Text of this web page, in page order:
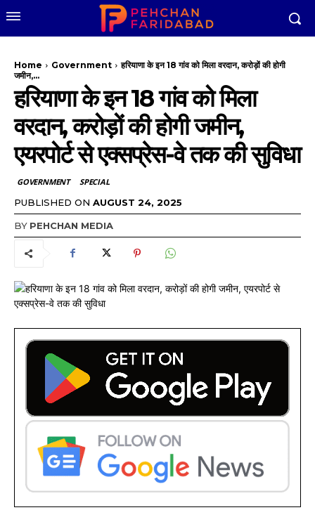
Home Government
हरियाणा के इन 18 गांव को मिला वरदान, करोड़ों की होगी
जमीन,...
हरियाणा के इन 18 गांव को मिला
वरदान, करोड़ों की होगी जमीन,
एयरपोर्ट से एक्सप्रेस-वे तक की सुविधा
GOVERNMENT SPECIAL
PUBLISHED ON AUGUST 24, 2025
BY PEHCHAN MEDIA